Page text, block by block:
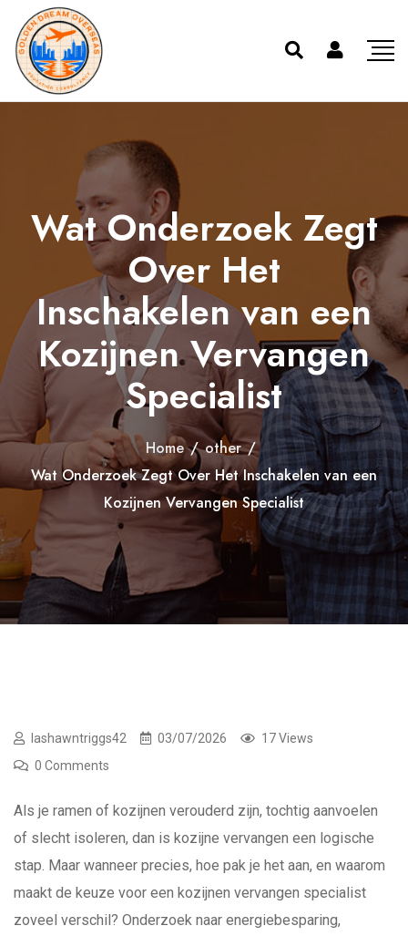
Wat Onderzoek Zegt
Over Het
Inschakelen van een
Kozijnen Vervangen
Specialist
Home / other /
Wat Onderzoek Zegt Over Het Inschakelen van een
Kozijnen Vervangen Specialist
lashawntriggs42 03/07/2026
17 Views
0 Comments
Als je ramen of kozijnen verouderd zijn, tochtig aanvoelen
of slecht isoleren, dan is kozijne vervangen een logische
stap. Maar wanneer precies, hoe pak je het aan, en waarom
maakt de keuze voor een kozijnen vervangen specialist
zoveel verschil? Onderzoek naar energiebesparing,